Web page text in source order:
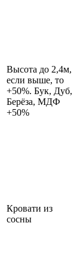
Высота до 2,4м,
если выше, то
+50%. Бук, Дуб,
Берёза, МДФ
+50%
Кровати из
сосны